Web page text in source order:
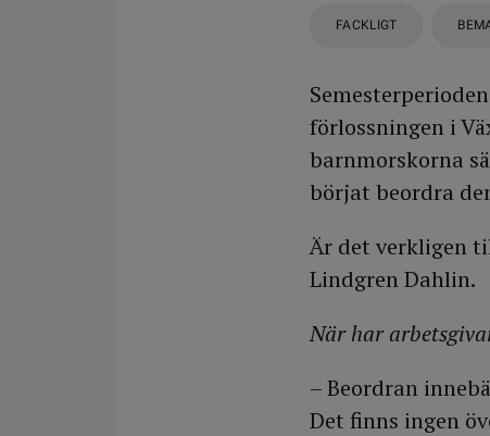
FACKLIGT
förlossningen i
barnmorskorna
börjat beordra
Är det verkligen
Lindgren Dahlin.
När har
– Beordran
Det finns ingen